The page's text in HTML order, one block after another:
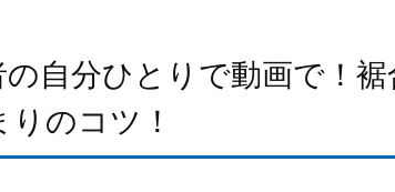
自分ひとりで動画で！裾
のコツ！